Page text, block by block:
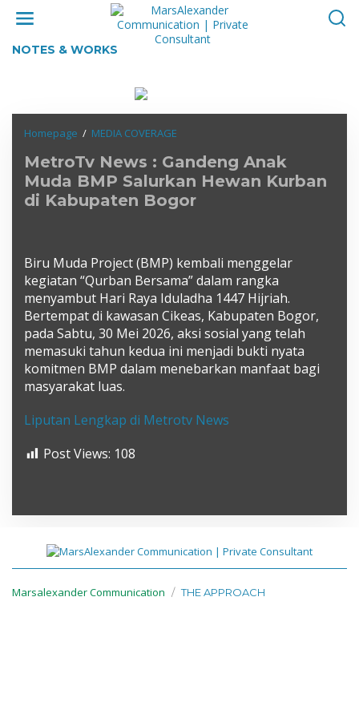
NOTES & WORKS
Homepage / MEDIA COVERAGE
:
Gandeng
Anak
Muda
Kurban
di
Kabupaten
Bogor
MetroTv News : Gandeng Anak
Muda BMP Salurkan Hewan Kurban
di Kabupaten Bogor
Biru Muda Project (BMP) kembali menggelar
kegiatan “Qurban Bersama” dalam rangka
menyambut Hari Raya Iduladha 1447 Hijriah.
Bertempat di kawasan Cikeas, Kabupaten Bogor,
pada Sabtu, 30 Mei 2026, aksi sosial yang telah
memasuki tahun kedua ini menjadi bukti nyata
komitmen BMP dalam menebarkan manfaat bagi
masyarakat luas.
Liputan Lengkap di Metrotv News
Post Views: 108
Marsalexander Communication THE APPROACH